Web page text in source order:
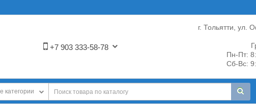
+7 903 333-58-78
г. Тольятти, ул.
Пн-Пт:
Сб-Вс:
категории